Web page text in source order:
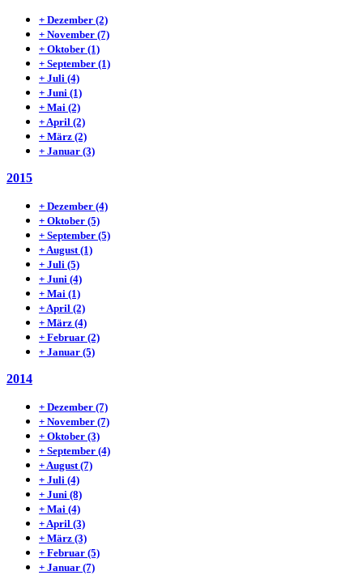
+ Dezember (2)
+ November (7)
+ Oktober (1)
+ September (1)
+ Juli (4)
+ Juni (1)
+ Mai (2)
+April (2)
+ März (2)
+ Januar (3)
2015
+ Dezember (4)
+ Oktober (5)
+ September (5)
+August(1)
+ Juli (5)
+ Juni (4)
+ Mai (1)
+April (2)
+ März (4)
+ Februar (2)
+ Januar (5)
2014
+ Dezember (7)
+ November (7)
+ Oktober (3)
+ September (4)
+August(7)
+ Juli (4)
+ Juni (8)
+ Mai (4)
+April (3)
+ März (3)
+ Februar (5)
+ Januar (7)